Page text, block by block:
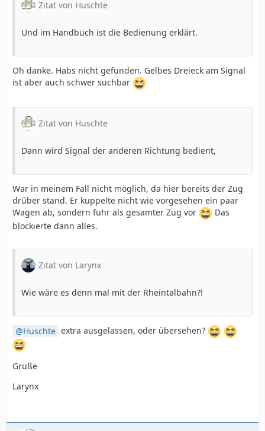
Zitat von Huschte
Und im Handbuch ist die Bedienung erklärt.
Oh danke. Habs nicht gefunden. Gelbes Dreieck am Signal
ist aber auch schwer suchbar
Zitat von Huschte
Dann wird Signal der anderen Richtung bedient,
War in meinem Fall nicht möglich, da hier bereits der Zug
drüber stand. Er kuppelte nicht wie vorgesehen ein paar
Wagen ab, sondern fuhr als gesamter Zug vor
Das
blockierte dann alles.
Zitat von Larynx
Wie wäre es denn mal mit der Rheintalbahn?!
Huschte extra ausgelassen, oder übersehen?
Grüße
Larynx